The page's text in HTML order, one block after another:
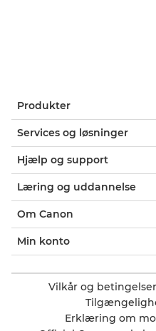
Produkter
Services og løsninger
Hjælp og support
Læring og uddannelse
Om Canon
Min konto
Vilkår og betingelser
Erklæring om